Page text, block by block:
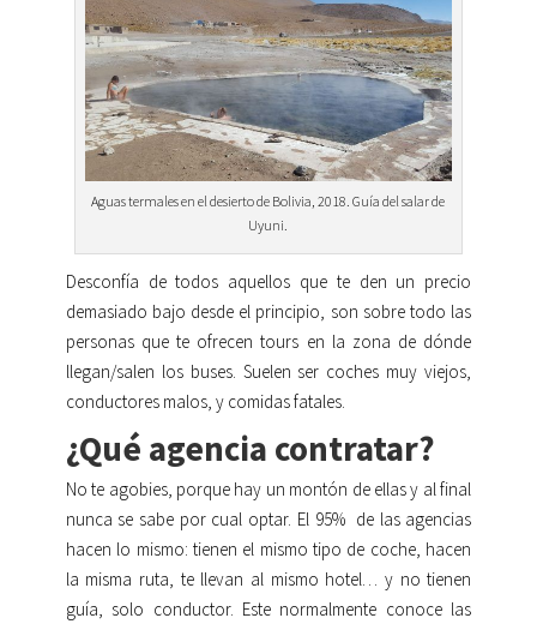
Aguas termales en el desierto de Bolivia, 2018. Guía del salar de
Uyuni.
Desconfía de todos aquellos que te den un precio
demasiado bajo desde el principio, son sobre todo las
personas que te ofrecen tours en la zona de dónde
llegan/salen los buses. Suelen ser coches muy viejos,
conductores malos, y comidas fatales.
¿Qué agencia contratar?
No te agobies, porque hay un montón de ellas y al final
nunca se sabe por cual optar. El 95% de las agencias
hacen lo mismo: tienen el mismo tipo de coche, hacen
la misma ruta, te llevan al mismo hotel… y no tienen
guía, solo conductor. Este normalmente conoce las